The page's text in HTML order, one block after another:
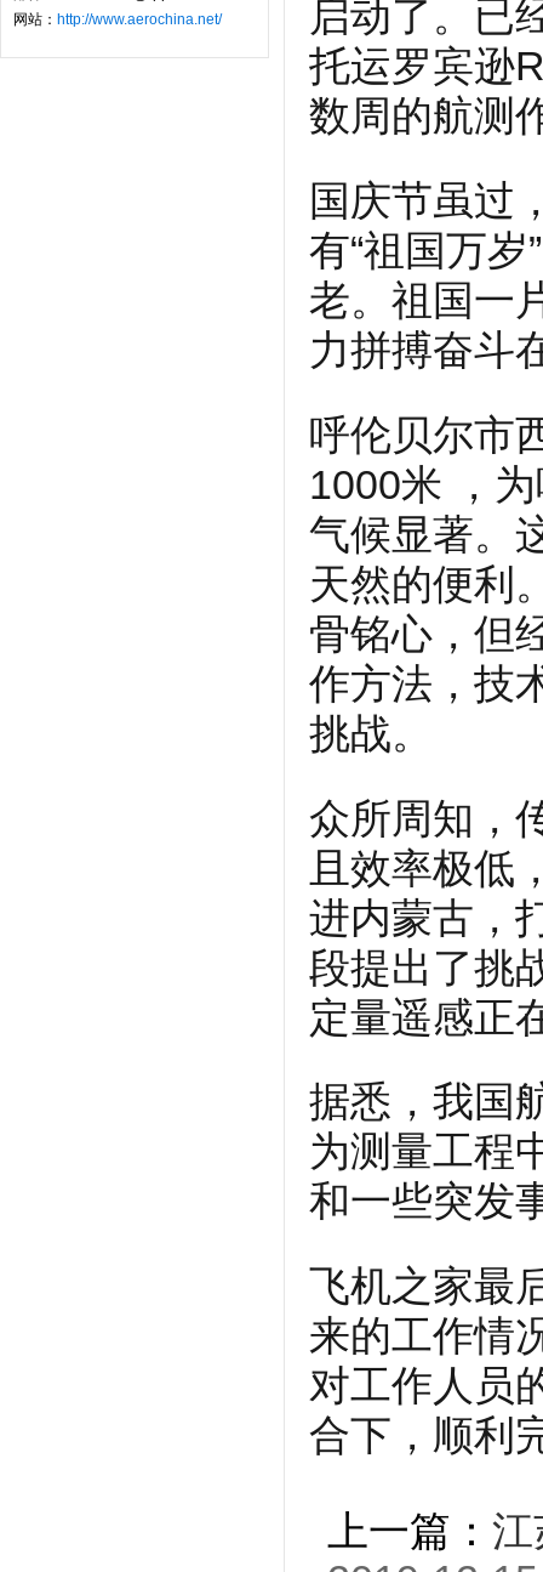
网站： http://www.aerochina.net/
启动了。已
托运罗宾逊
数周的航测
国庆节虽过
有“祖国万
老。祖国一
力拼搏奋斗
呼伦贝尔市
1000米 ，
气候显著。
天然的便利
骨铭心，但
作方法，技
挑战。
众所周知，
且效率极低
进内蒙古，
段提出了挑
定量遥感正
据悉，我国
为测量工程
和一些突发
飞机之家最
来的工作情
对工作人员
合下，顺利
上一篇： 江